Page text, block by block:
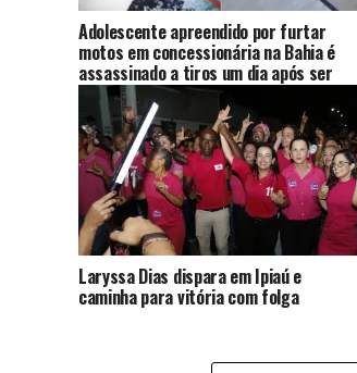
Adolescente apreendido por furtar
motos em concessionária na Bahia é
assassinado a tiros um dia após ser
solto
Laryssa Dias dispara em Ipiaú e
caminha para vitória com folga